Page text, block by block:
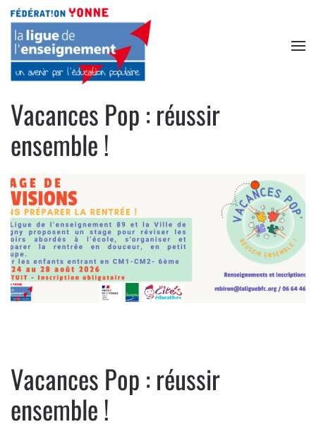
Accéder au contenu principal
Vacances Pop : réussir
ensemble !
Vacances Pop : réussir
ensemble !